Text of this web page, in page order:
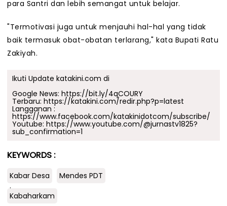
para Santri dan lebih semangat untuk belajar.
"Termotivasi juga untuk menjauhi hal-hal yang tidak
baik termasuk obat-obatan terlarang," kata Bupati Ratu
Zakiyah.
Ikuti Update katakini.com di
Google News: https://bit.ly/4qCOURY
Terbaru: https://katakini.com/redir.php?p=latest
Langganan :
https://www.facebook.com/katakinidotcom/subscribe/
Youtube: https://www.youtube.com/@jurnastv1825?
sub_confirmation=1
KEYWORDS :
Kabar Desa
Mendes PDT
.
Kabaharkam